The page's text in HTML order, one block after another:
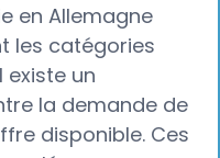
en Allemagne
les catégories
existe un
la demande de
disponible. Ces